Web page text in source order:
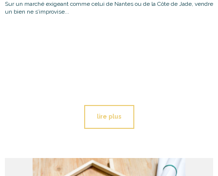
Sur un marché exigeant comme celui de Nantes ou de la Côte de Jade, vendre
un bien ne s’improvise...
lire plus